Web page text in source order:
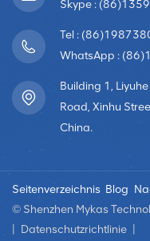
anzeigen, was sie
anderen öffentlichen
Werbebotschaften,
Markenwerbung
LED-Bildschirme
bereitzustellen. Sie
und liefern
LED-Bildschirme
Skype :
Tel :
WhatsApp :
Building 1,
Road, Xinhu
China.
Seitenverzeichnis Blog
© Shenzhen Mykas
Datenschutzrichtlinie